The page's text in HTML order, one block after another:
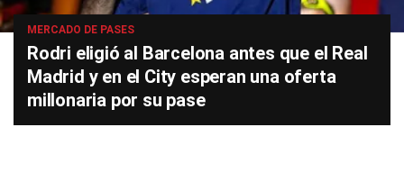
MERCADO DE PASES
Rodri eligió al Barcelona antes que el Real
Madrid y en el City esperan una oferta
millonaria por su pase